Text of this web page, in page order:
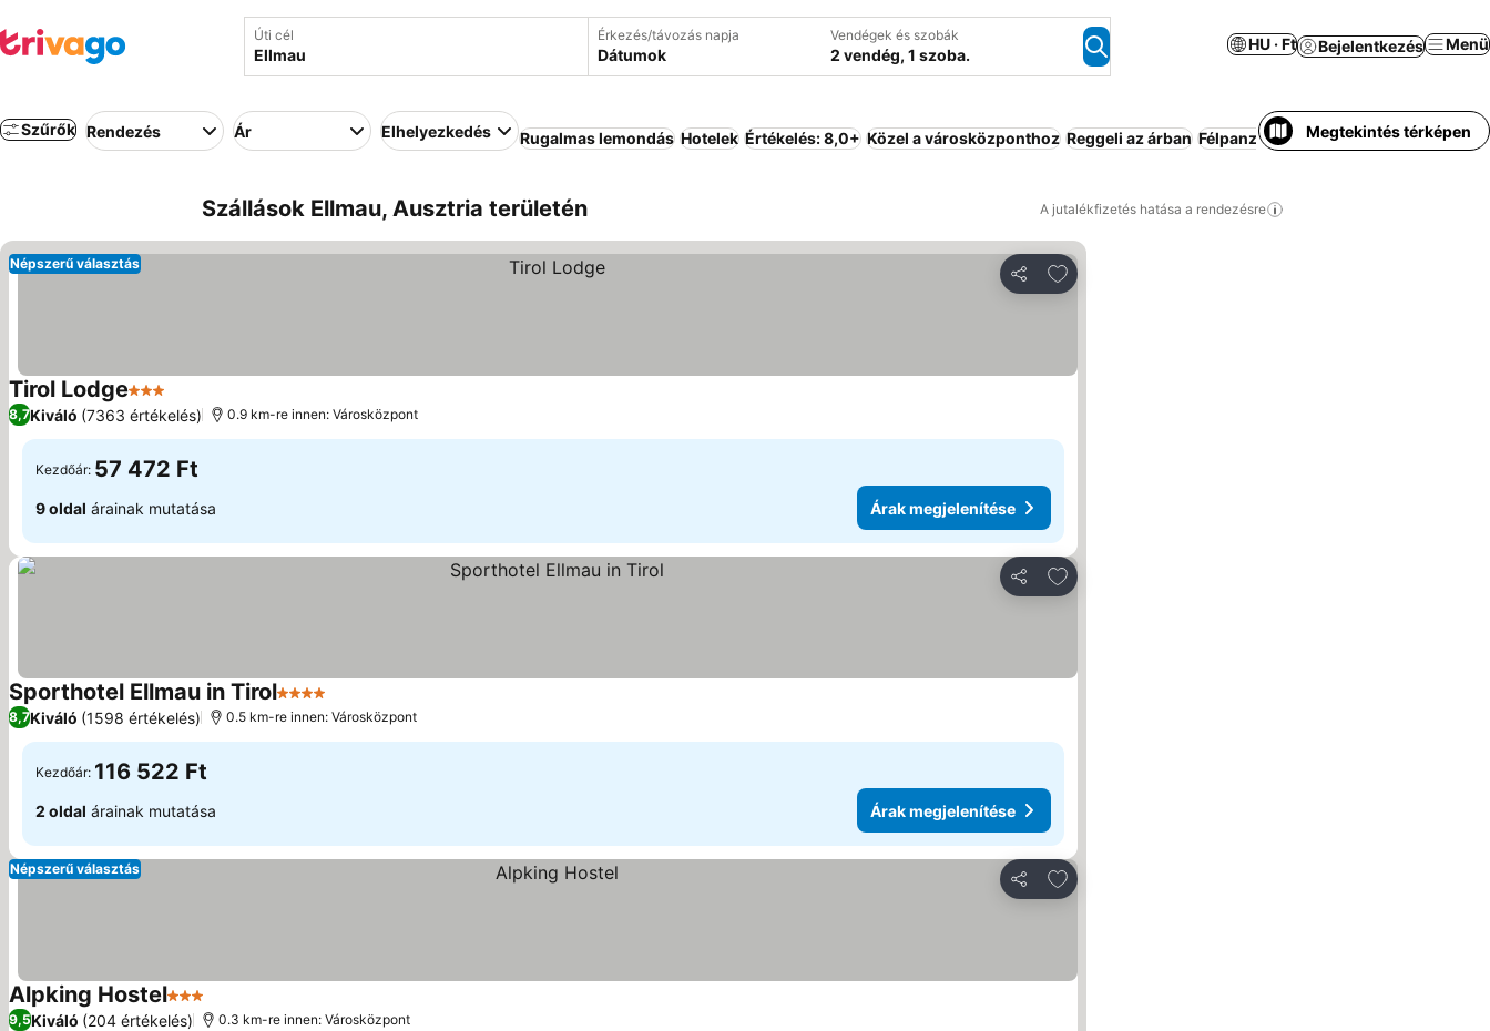
Úti cél Érkezés/távozás napja
Dátumok
Vendégek és szobák
2 vendég, 1 szoba.
HU · Ft Bejelentkezés Menü
Szűrők Rendezés Ár Elhelyezkedés Rugalmas lemondás Hotelek Értékelés: 8,0+ Közel a városközponthoz Reggeli az árban Félpanzió Medence Parkoló Háziállat
Megtekintés térképen
Szállások Ellmau, Ausztria területén A jutalékfizetés hatása a rendezésre
Megosztás
Hozzáadás a kedvencekhez
Népszerű választás
Tirol Lodge3 Kategória
8,7Kiváló (7363 értékelés) 0.9 km-re innen: Városközpont
Kezdőár: 57 472 Ft
9 oldal árainak mutatása Árak megjelenítése
Megosztás
Hozzáadás a kedvencekhez
Sporthotel Ellmau in Tirol4 Kategória
8,7Kiváló (1598 értékelés) 0.5 km-re innen: Városközpont
Kezdőár: 116 522 Ft
2 oldal árainak mutatása Árak megjelenítése
Megosztás
Hozzáadás a kedvencekhez
Népszerű választás
Alpking Hostel3 Kategória
9,5Kiváló (204 értékelés) 0.3 km-re innen: Városközpont